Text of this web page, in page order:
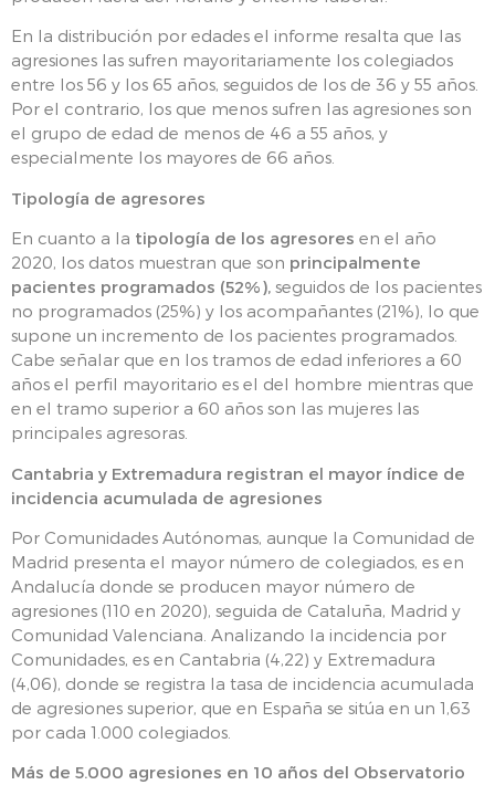
En la distribución por edades el informe resalta que las
agresiones las sufren mayoritariamente los colegiados
entre los 56 y los 65 años, seguidos de los de 36 y 55 años.
Por el contrario, los que menos sufren las agresiones son
el grupo de edad de menos de 46 a 55 años, y
especialmente los mayores de 66 años.
Tipología de agresores
En cuanto a la tipología de los agresores en el año
2020, los datos muestran que son principalmente
pacientes programados (52%), seguidos de los pacientes
no programados (25%) y los acompañantes (21%), lo que
supone un incremento de los pacientes programados.
Cabe señalar que en los tramos de edad inferiores a 60
años el perfil mayoritario es el del hombre mientras que
en el tramo superior a 60 años son las mujeres las
principales agresoras.
Cantabria y Extremadura registran el mayor índice de
incidencia acumulada de agresiones
Por Comunidades Autónomas, aunque la Comunidad de
Madrid presenta el mayor número de colegiados, es en
Andalucía donde se producen mayor número de
agresiones (110 en 2020), seguida de Cataluña, Madrid y
Comunidad Valenciana. Analizando la incidencia por
Comunidades, es en Cantabria (4,22) y Extremadura
(4,06), donde se registra la tasa de incidencia acumulada
de agresiones superior, que en España se sitúa en un 1,63
por cada 1.000 colegiados.
Más de 5.000 agresiones en 10 años del Observatorio